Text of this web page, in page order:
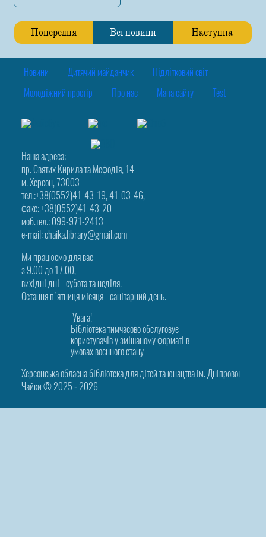
Попередня Всі новини Наступна
Новини Дитячий майданчик Підлітковий світ
Молодіжний простір Про нас Мапа сайту Test
Наша адреса:
пр. Святих Кирила та Мефодія, 14
м. Херсон, 73003
тел.:+38(0552)41-43-19, 41-03-46,
факс: +38(0552)41-43-20
моб.тел.: 099-971-2413
e-mail: chaika.library@gmail.com
Ми працюємо для вас
з 9.00 до 17.00,
вихідні дні - субота та неділя.
Остання п'ятниця місяця - санітарний день.
Увага!
Бібліотека тимчасово обслуговує
користувачів у змішаному форматі в
умовах воєнного стану
Херсонська обласна бібліотека для дітей та юнацтва ім. Дніпрової
Чайки © 2025 ‑ 2026